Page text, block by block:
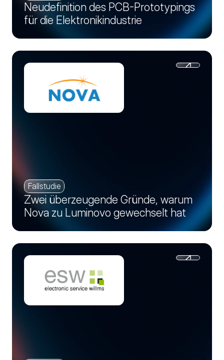
Neudefinition des PCB-Prototypings
für die Elektronikindustrie
Fallstudie
Zwei überzeugende Gründe, warum
Nova zu Luminovo gewechselt hat